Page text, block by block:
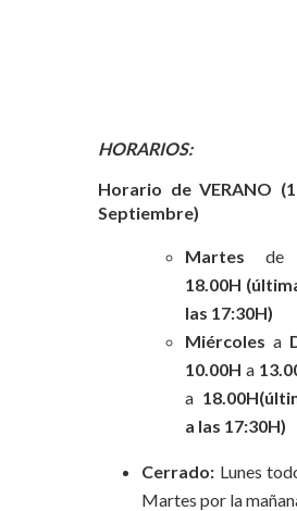
HORARIOS:
Horario de VERANO
Septiembre)
Martes de
18.00H
las 17:30H)
Miércoles a
10.00H a
a
a las 17:30H)
Cerrado: Lunes
Martes por la